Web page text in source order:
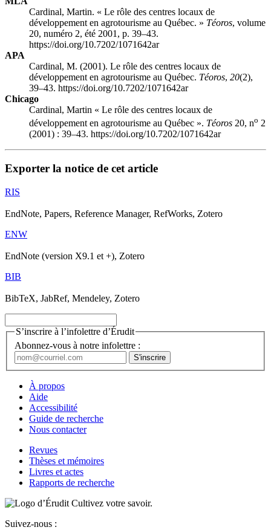
Cardinal, Martin. « Le rôle des centres locaux de
développement en agrotourisme au Québec. » Téoros, volume
20, numéro 2, été 2001, p. 39–43.
https://doi.org/10.7202/1071642ar
APA
Cardinal, M. (2001). Le rôle des centres locaux de
développement en agrotourisme au Québec. Téoros, 20(2),
39–43. https://doi.org/10.7202/1071642ar
Chicago
Cardinal, Martin « Le rôle des centres locaux de
développement en agrotourisme au Québec ». Téoros 20, no 2
(2001) : 39–43. https://doi.org/10.7202/1071642ar
Exporter la notice de cet article
RIS
EndNote, Papers, Reference Manager, RefWorks, Zotero
ENW
EndNote (version X9.1 et +), Zotero
BIB
BibTeX, JabRef, Mendeley, Zotero
S’inscrire à l’infolettre d’Érudit
Abonnez-vous à notre infolettre :
À propos
Aide
Accessibilité
Guide de recherche
Nous contacter
Revues
Thèses et mémoires
Livres et actes
Rapports de recherche
Cultivez votre savoir.
Suivez-nous :